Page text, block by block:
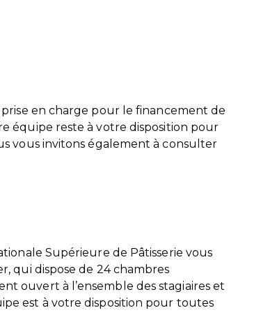
en charge pour le financement de
équipe reste à votre disposition pour
vous invitons également à consulter
Supérieure de Pâtisserie vous
qui dispose de 24 chambres
ouvert à l’ensemble des stagiaires et
est à votre disposition pour toutes